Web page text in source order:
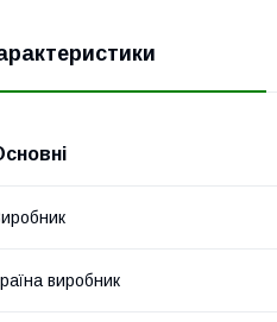
виробник